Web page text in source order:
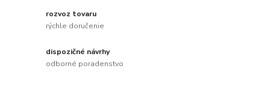
rozvoz tovaru
rýchle doručenie
dispozičné návrhy
odborné poradenstvo